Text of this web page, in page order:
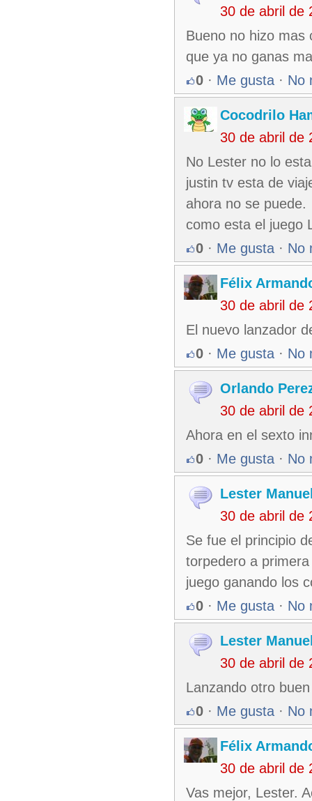
30 de abril de
Bueno no hizo mas
que ya no ganas
0 · Me gusta · No
Cocodrilo
30 de abril de
No Lester no lo
justin tv esta de
ahora no se puede.
como esta el juego
0 · Me gusta · No
Félix
30 de abril de
El nuevo lanzador
0 · Me gusta · No
Orlando
30 de abril de
Ahora en el sexto
0 · Me gusta · No
Lester
30 de abril de
Se fue el principio
torpedero a
juego ganando los
0 · Me gusta · No
Lester
30 de abril de
Lanzando otro
0 · Me gusta · No
Félix
30 de abril de
Vas mejor, Lester.